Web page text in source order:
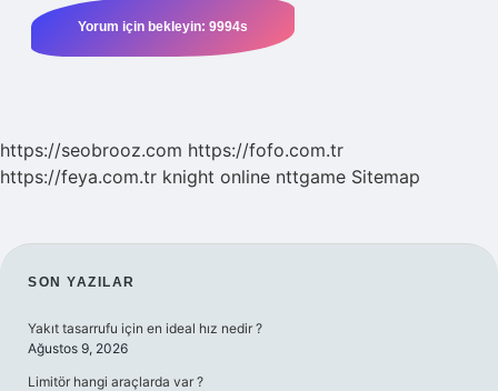
https://seobrooz.com https://fofo.com.tr
https://feya.com.tr knight online nttgame Sitemap
SIDEBAR
SON YAZILAR
Yakıt tasarrufu için en ideal hız nedir ?
Ağustos 9, 2026
Limitör hangi araçlarda var ?